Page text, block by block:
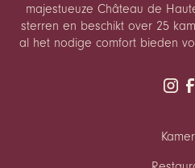
majestueuze Château de
sterren en beschikt over 25
al het nodige comfort bieden